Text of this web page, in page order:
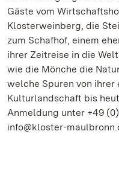
Gäste vom
Klosterweinberg, die
zum Schafhof, einem
ihrer Zeitreise in die
wie die Mönche die
welche Spuren von
Kulturlandschaft bis
Anmeldung unter +49
info@kloster-